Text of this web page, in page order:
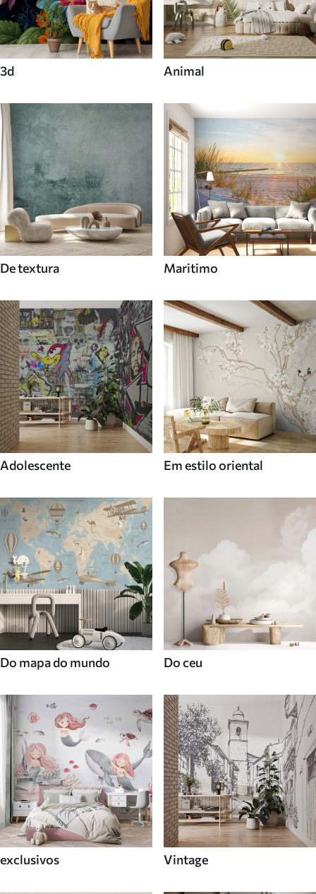
3d Animal
De textura Maritimo
Adolescente Em estilo oriental
Do mapa do mundo Do ceu
exclusivos Vintage